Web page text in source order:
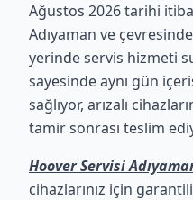
Ağustos 2026 tarihi
Adıyaman ve
yerinde servis hizmeti
sayesinde aynı gün
sağlıyor, arızalı
tamir sonrası teslim
Hoover Servisi
cihazlarınız için